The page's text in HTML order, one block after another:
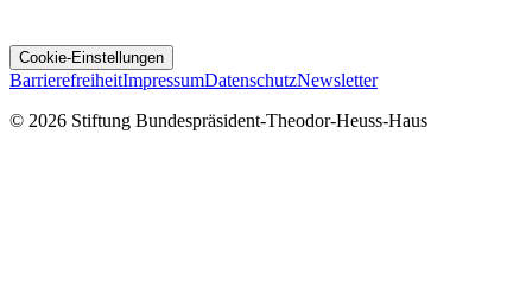
Cookie-Einstellungen
BarrierefreiheitImpressumDatenschutzNewsletter
© 2026 Stiftung Bundespräsident-Theodor-Heuss-Haus